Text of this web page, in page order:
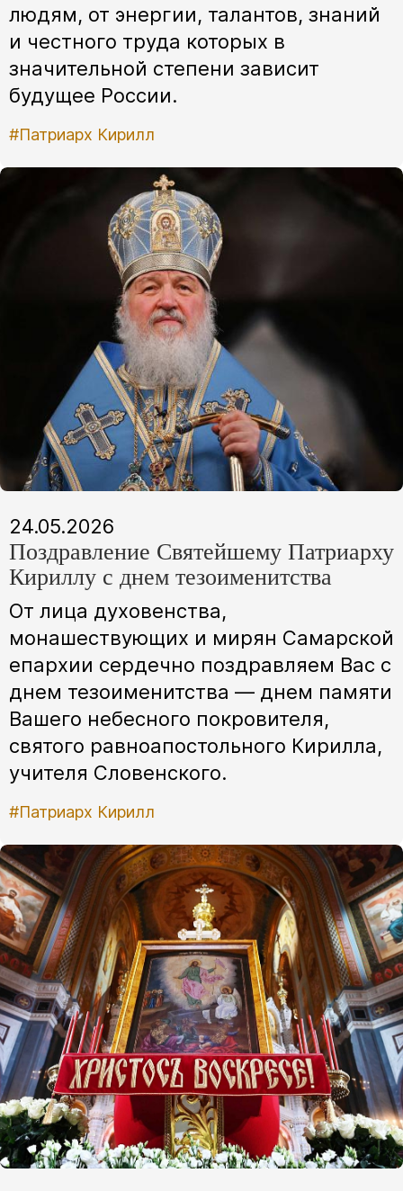
людям, от энергии, талантов, знаний
и честного труда которых в
значительной степени зависит
будущее России.
#Патриарх Кирилл
24.05.2026
Поздравление Святейшему Патриарху
Кириллу с днем тезоименитства
От лица духовенства,
монашествующих и мирян Самарской
епархии сердечно поздравляем Вас с
днем тезоименитства — днем памяти
Вашего небесного покровителя,
святого равноапостольного Кирилла,
учителя Словенского.
#Патриарх Кирилл